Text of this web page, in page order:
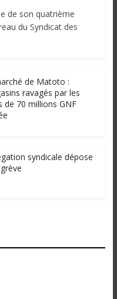
de son quatrième
du Syndicat des
de Matoto :
ravagés par les
de 70 millions GNF
syndicale dépose